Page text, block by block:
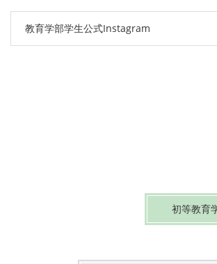
教育学部学生公式Instagram
初等教育